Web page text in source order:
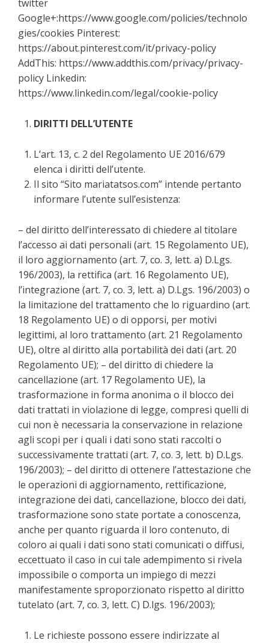
twitter
Google+:https://www.google.com/policies/technolo
gies/cookies Pinterest:
https://about.pinterest.com/it/privacy-policy
AddThis: https://www.addthis.com/privacy/privacy-
policy Linkedin:
https://www.linkedin.com/legal/cookie-policy
DIRITTI DELL’UTENTE
L’art. 13, c. 2 del Regolamento UE 2016/679
elenca i diritti dell’utente.
Il sito “Sito mariatatsos.com” intende pertanto
informare l’utente sull’esistenza:
– del diritto dell’interessato di chiedere al titolare
l’accesso ai dati personali (art. 15 Regolamento UE),
il loro aggiornamento (art. 7, co. 3, lett. a) D.Lgs.
196/2003), la rettifica (art. 16 Regolamento UE),
l’integrazione (art. 7, co. 3, lett. a) D.Lgs. 196/2003) o
la limitazione del trattamento che lo riguardino (art.
18 Regolamento UE) o di opporsi, per motivi
legittimi, al loro trattamento (art. 21 Regolamento
UE), oltre al diritto alla portabilità dei dati (art. 20
Regolamento UE); – del diritto di chiedere la
cancellazione (art. 17 Regolamento UE), la
trasformazione in forma anonima o il blocco dei
dati trattati in violazione di legge, compresi quelli di
cui non è necessaria la conservazione in relazione
agli scopi per i quali i dati sono stati raccolti o
successivamente trattati (art. 7, co. 3, lett. b) D.Lgs.
196/2003); – del diritto di ottenere l’attestazione che
le operazioni di aggiornamento, rettificazione,
integrazione dei dati, cancellazione, blocco dei dati,
trasformazione sono state portate a conoscenza,
anche per quanto riguarda il loro contenuto, di
coloro ai quali i dati sono stati comunicati o diffusi,
eccettuato il caso in cui tale adempimento si rivela
impossibile o comporta un impiego di mezzi
manifestamente sproporzionato rispetto al diritto
tutelato (art. 7, co. 3, lett. C) D.lgs. 196/2003);
Le richieste possono essere indirizzate al